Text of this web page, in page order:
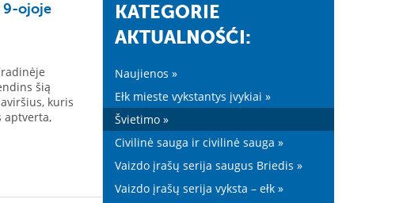
9-ojoje
šią
kuris
aptverta,
KATEGORIE
AKTUALNOŚĆI:
Naujienos »
Ełk mieste vykstantys įvykiai »
Švietimo »
Civilinė sauga ir civilinė sauga »
Vaizdo įrašų serija saugus Briedis »
Vaizdo įrašų serija vyksta – ełk »